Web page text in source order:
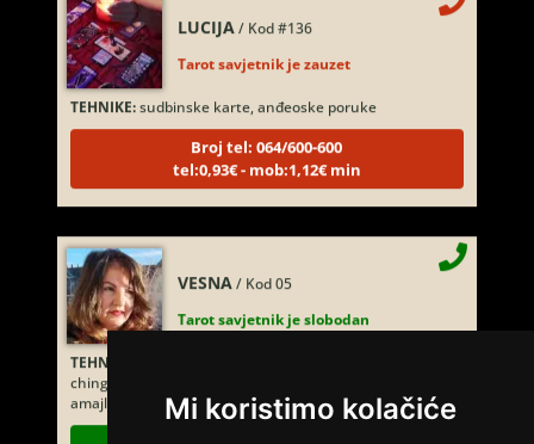
Mi koristimo kolačiće
LUCIJA / Kod #136
Tarot savjetnik je zauzet
TEHNIKE:sudbinske karte, anđeoske poruke
Broj tel: 064/600-600
tel:0,93€ - mob:1,12€ min
VESNA / Kod 05
Tarot savjetnik je slobodan
TEHNIKE:
ching, knjiga promjena mudrosti, rune, izrada runskih
amajlija